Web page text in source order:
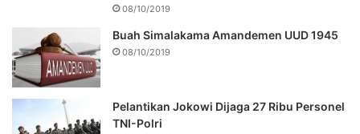
08/10/2019
Buah Simalakama Amandemen UUD 1945
08/10/2019
Pelantikan Jokowi Dijaga 27 Ribu Personel
TNI-Polri